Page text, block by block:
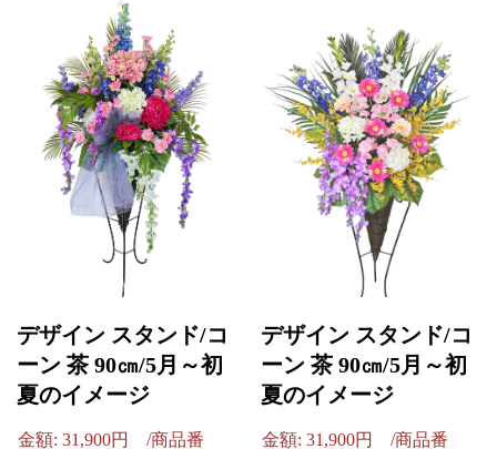
デザイン スタンド/コ
ーン 茶 90㎝/5月～初
夏のイメージ
金額: 31,900円 /商品番
デザイン スタンド/コ
ーン 茶 90㎝/5月～初
夏のイメージ
金額: 31,900円 /商品番